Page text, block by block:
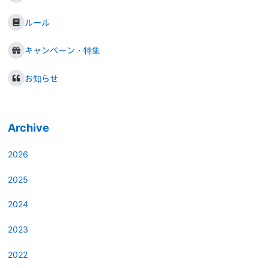
ルール
キャンペーン・特集
お知らせ
Archive
2026
2025
2024
2023
2022